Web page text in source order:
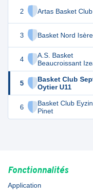
2 Artas Basket Club
3 Basket Nord
4
A.S. Basket
Beaucroissant
5
Basket Club
Oytier U11
6
Basket Club Eyzin
Pinet
10
9
8
8
Fonctionnalités
Application